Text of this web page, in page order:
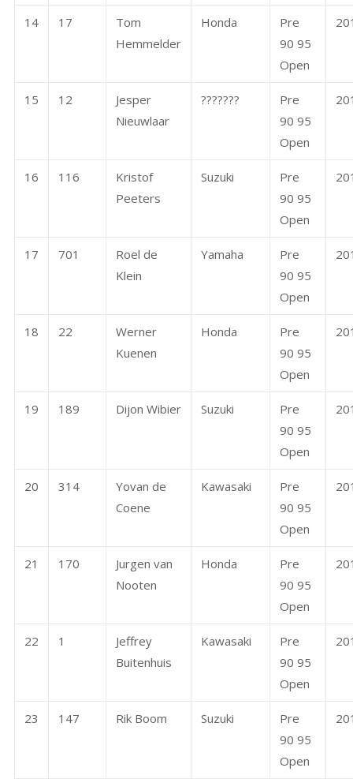
14 17
Tom
Hemmelder
Honda
Pre
90 95
Open
15 12
Jesper
Nieuwlaar
???????
Pre
90 95
Open
16 116
Kristof
Peeters
Suzuki
Pre
90 95
Open
17 701
Roel de
Klein
Yamaha
Pre
90 95
Open
18 22
Werner
Kuenen
Honda
Pre
90 95
Open
19 189 Dijon Wibier Suzuki
Pre
90 95
Open
20 314
Yovan de
Coene
Kawasaki
Pre
90 95
Open
21 170
Jurgen van
Nooten
Honda
Pre
90 95
Open
22 1
Jeffrey
Buitenhuis
Kawasaki
Pre
90 95
Open
23 147 Rik Boom Suzuki
Pre
90 95
Open